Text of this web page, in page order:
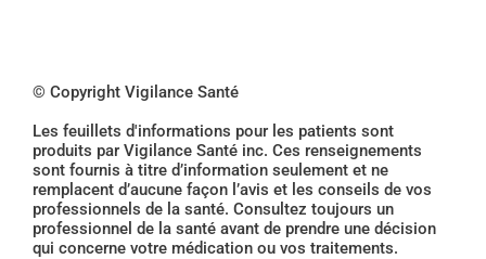
© Copyright Vigilance Santé
Les feuillets d'informations pour les patients sont
produits par Vigilance Santé inc. Ces renseignements
sont fournis à titre d’information seulement et ne
remplacent d’aucune façon l’avis et les conseils de vos
professionnels de la santé. Consultez toujours un
professionnel de la santé avant de prendre une décision
qui concerne votre médication ou vos traitements.